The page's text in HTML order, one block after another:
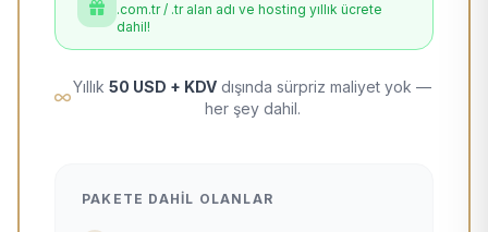
.com.tr / .tr alan adı ve hosting yıllık ücrete
dahil!
Yıllık 50 USD + KDV dışında sürpriz maliyet yok —
her şey dahil.
PAKETE DAHIL OLANLAR